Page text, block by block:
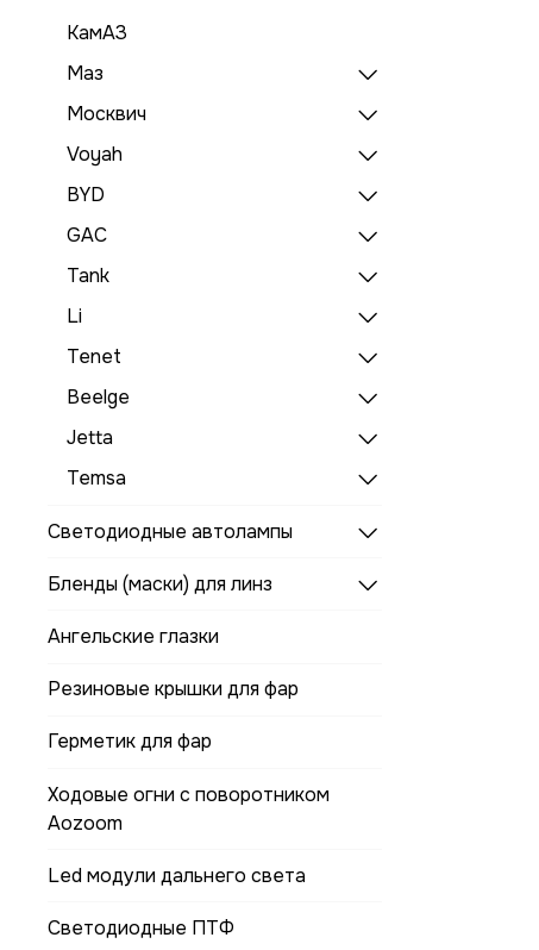
КамАЗ
Маз
Москвич
Voyah
BYD
GAC
Tank
Li
Tenet
Beelge
Jetta
Temsa
Светодиодные автолампы
Бленды (маски) для линз
Ангельские глазки
Резиновые крышки для фар
Герметик для фар
Ходовые огни с поворотником
Aozoom
Led модули дальнего света
Светодиодные ПТФ